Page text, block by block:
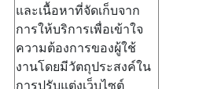
และเนื้อหาที่จัดเก็บจาก
การให้บริการเพื่อเข้าใจ
ความต้องการของผู้ใช้
งานโดยมีวัตถุประสงค์ใน
การปรับแต่งเว็บไซต์